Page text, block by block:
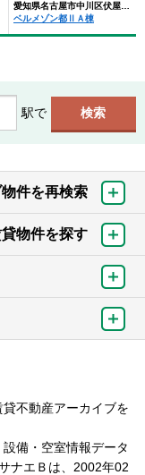
ベルメゾン都ⅡＡ棟
駅で
件を再検索
物件を探す
不動産アーカイブを
備・空室情報データ
ナエＢは、2002年02